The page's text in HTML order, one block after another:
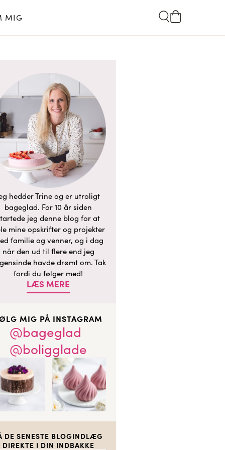
MIG
hedder Trine og er utroligt
bageglad. For 10 år siden
jeg denne blog for at
mine opskrifter og projekter
familie og venner, og i dag
når den ud til flere end jeg
havde drømt om. Tak
fordi du følger med!
LÆS MERE
MIG PÅ INSTAGRAM
@bageglad
@boligglade
DE SENESTE BLOGINDLÆG
DIREKTE I DIN INDBAKKE